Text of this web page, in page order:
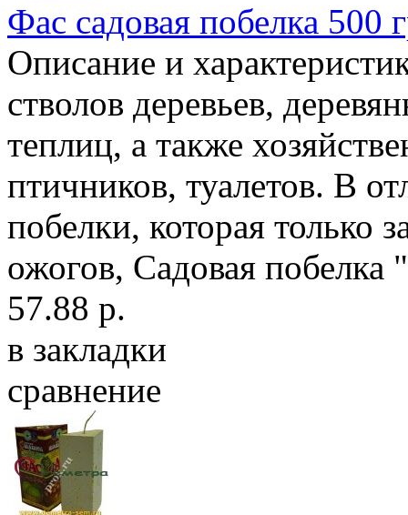
Фас садовая побелка 500
Описание и
стволов деревьев,
теплиц, а также
птичников, туалетов. В
побелки, которая только
ожогов, Садовая
57.88 р.
в закладки
сравнение